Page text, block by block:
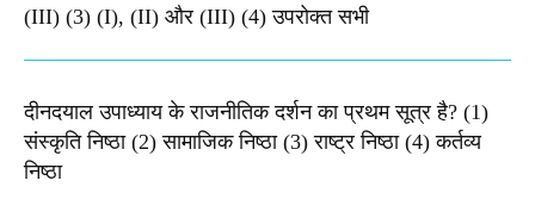
(III) (3) (I), (II) और (III) (4) उपरोक्त सभी
दीनदयाल उपाध्याय के राजनीतिक दर्शन का प्रथम सूत्र है? (1)
संस्कृति निष्ठा (2) सामाजिक निष्ठा (3) राष्ट्र निष्ठा (4) कर्तव्य
निष्ठा